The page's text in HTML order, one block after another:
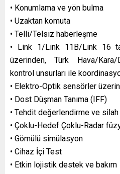
• Konumlama ve yön bulma
• Uzaktan komuta
• Telli/Telsiz haberleşme
• Link 1/Link 11B/Link 16
üzerinden, Türk Hava/
kontrol unsurları ile
• Elektro-Optik sensörler
• Dost Düşman Tanıma (IFF)
• Tehdit değerlendirme ve
• Çoklu-Hedef Çoklu-Radar
• Gömülü simülasyon
• Cihaz İçi Test
• Etkin lojistik destek ve bakım